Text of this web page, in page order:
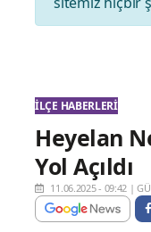
İLÇE HABERLERI
Heyelan
Yol Açıldı
11.06.2025 - 09:42 |